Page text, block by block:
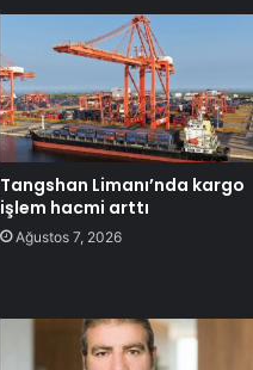
Tangshan Limanı’nda kargo
işlem hacmi arttı
Ağustos 7, 2026